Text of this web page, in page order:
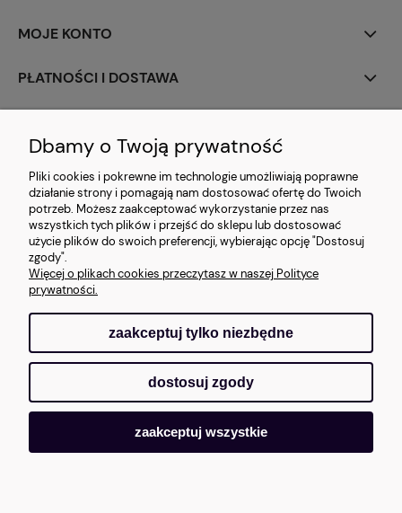
MOJE KONTO
PŁATNOŚCI I DOSTAWA
Sklep internetowy Shoper.pl
Dbamy o Twoją prywatność
Pliki cookies i pokrewne im technologie umożliwiają poprawne
działanie strony i pomagają nam dostosować ofertę do Twoich
potrzeb. Możesz zaakceptować wykorzystanie przez nas
wszystkich tych plików i przejść do sklepu lub dostosować
użycie plików do swoich preferencji, wybierając opcję "Dostosuj
zgody".
Więcej o plikach cookies przeczytasz w naszej Polityce
prywatności.
zaakceptuj tylko niezbędne
dostosuj zgody
zaakceptuj wszystkie